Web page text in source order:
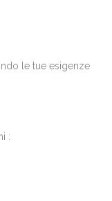
le tue esigenze
: